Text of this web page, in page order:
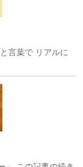
言葉で リアルに